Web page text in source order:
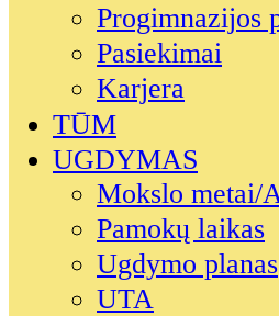
Progimnazijos
Pasiekimai
Karjera
TŪM
UGDYMAS
Mokslo metai/
Pamokų laikas
Ugdymo planas
UTA